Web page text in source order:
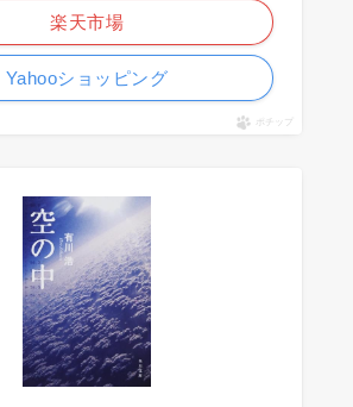
楽天市場
Yahooショッピング
ポチップ